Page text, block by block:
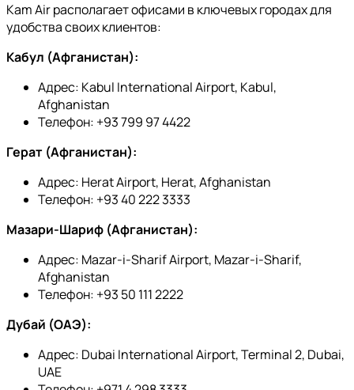
Kam Air располагает офисами в ключевых городах для
удобства своих клиентов:
Кабул (Афганистан):
Адрес: Kabul International Airport, Kabul,
Afghanistan
Телефон: +93 799 97 4422
Герат (Афганистан):
Адрес: Herat Airport, Herat, Afghanistan
Телефон: +93 40 222 3333
Мазари-Шариф (Афганистан):
Адрес: Mazar-i-Sharif Airport, Mazar-i-Sharif,
Afghanistan
Телефон: +93 50 111 2222
Дубай (ОАЭ):
Адрес: Dubai International Airport, Terminal 2, Dubai,
UAE